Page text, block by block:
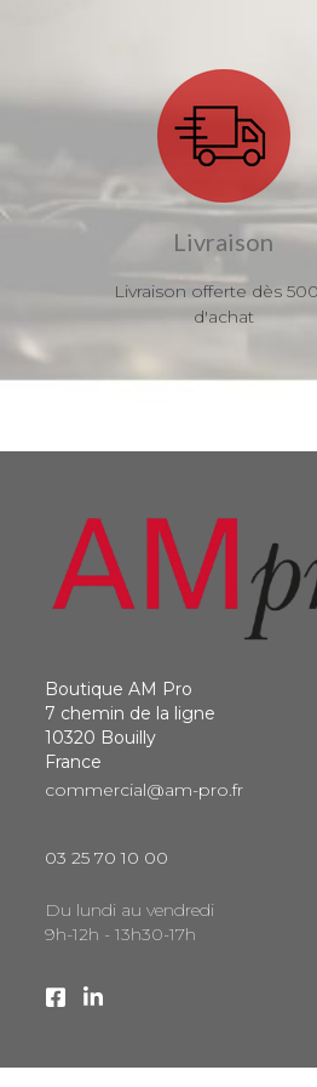
Livraison
Livraison offerte dès
d'achat
Boutique AM Pro
7 chemin de la ligne
10320 Bouilly
France
commercial@am-pro.fr
03 25 70 10 00
Du lundi au vendredi
9h-12h - 13h30-17h